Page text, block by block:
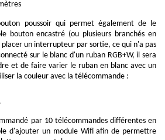
poussoir qui permet également de le
bouton encastré (ou plusieurs branchés en
placer un interrupteur par sortie, ce qui n'a pas
sur le blanc d'un ruban RGB+W, il sera
et de faire varier le ruban en blanc avec un
la couleur avec la télécommande :
par 10 télécommandes différentes en
d'ajouter un module Wifi afin de permettre